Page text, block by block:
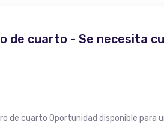
de cuarto - Se necesita
de cuarto Oportunidad disponible para